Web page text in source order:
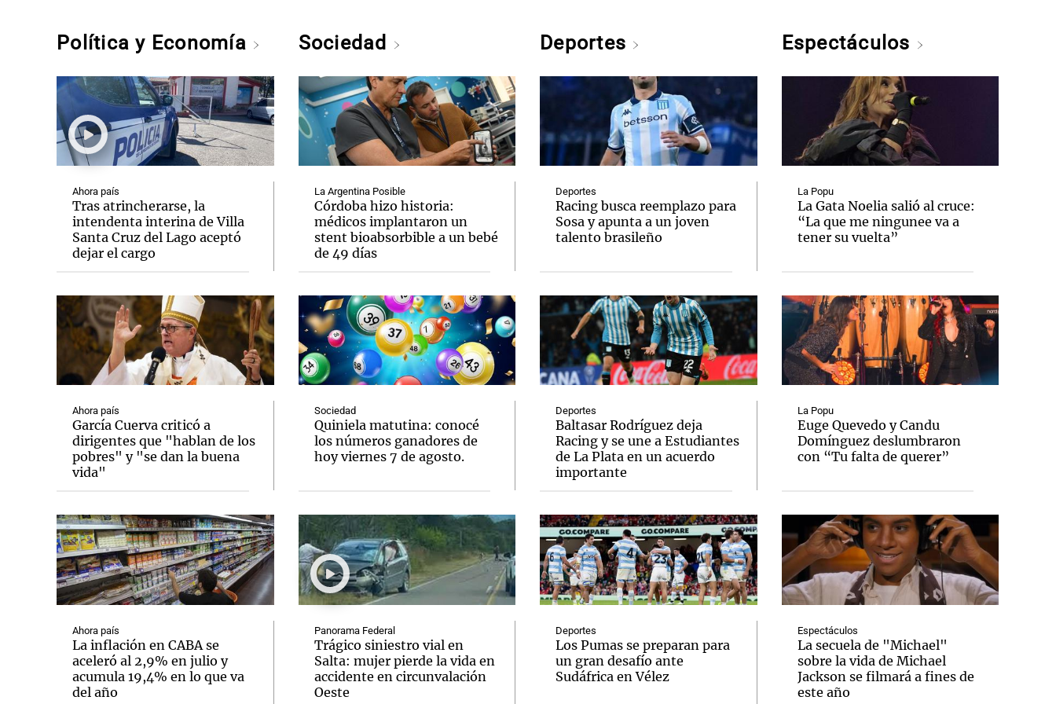
Política y Economía
Ahora país
Tras atrincherarse, la
intendenta interina de Villa
Santa Cruz del Lago aceptó
dejar el cargo
Ahora país
García Cuerva criticó a
dirigentes que "hablan de los
pobres" y "se dan la buena
vida"
Ahora país
La inflación en CABA se
aceleró al 2,9% en julio y
acumula 19,4% en lo que va
del año
Sociedad
La Argentina Posible
Córdoba hizo historia:
médicos implantaron un
stent bioabsorbible a un bebé
de 49 días
Sociedad
Quiniela matutina: conocé
los números ganadores de
hoy viernes 7 de agosto.
Panorama Federal
Trágico siniestro vial en
Salta: mujer pierde la vida en
accidente en circunvalación
Oeste
Deportes
Deportes
Racing busca reemplazo para
Sosa y apunta a un joven
talento brasileño
Deportes
Baltasar Rodríguez deja
Racing y se une a Estudiantes
de La Plata en un acuerdo
importante
Deportes
Los Pumas se preparan para
un gran desafío ante
Sudáfrica en Vélez
Espectáculos
La Popu
La Gata Noelia salió al cruce:
“La que me ningunee va a
tener su vuelta”
La Popu
Euge Quevedo y Candu
Domínguez deslumbraron
con “Tu falta de querer”
Espectáculos
La secuela de "Michael"
sobre la vida de Michael
Jackson se filmará a fines de
este año
Notas Notas
El huracán de Arequito
Notas
Cadena 3 en Groenlandia
Notas